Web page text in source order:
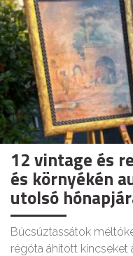
12 vintage és
és környékén
utolsó
Búcsúztassátok
régóta áhított kincseket